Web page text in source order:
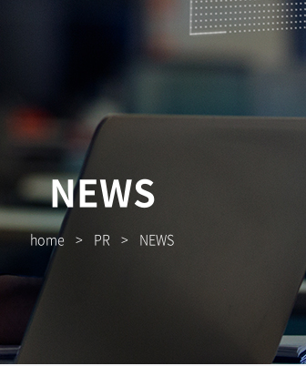
NEWS
home > PR > NEWS